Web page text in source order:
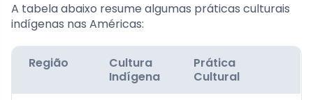
A tabela abaixo resume algumas práticas culturais
indígenas nas Américas:
Região
Cultura
Indígena
Prática
Cultural